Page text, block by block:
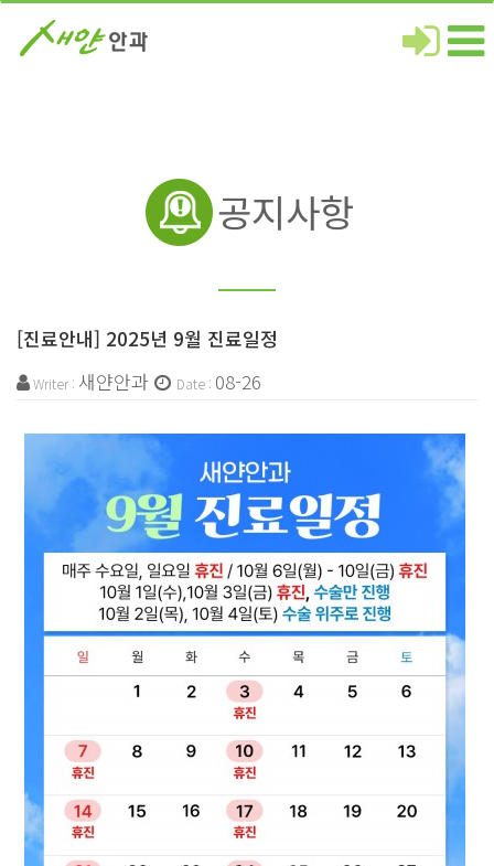
공지사항
[진료안내] 2025년 9월 진료일정
Writer : 새얀안과 Date : 08-26